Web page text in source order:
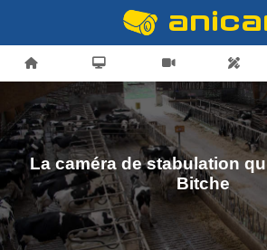
La caméra de stabulation
Bitche